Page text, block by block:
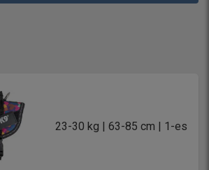
23-30 kg | 63-85 cm | 1-es